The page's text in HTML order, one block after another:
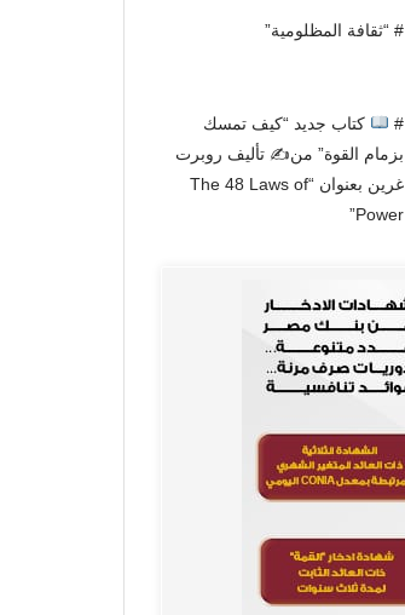
# “ثقافة المظلومية”
#
كتاب جديد “كيف تمسك
بزمام القوة” من✍ تأليف روبرت
غرين بعنوان “The 48 Laws of
Power”